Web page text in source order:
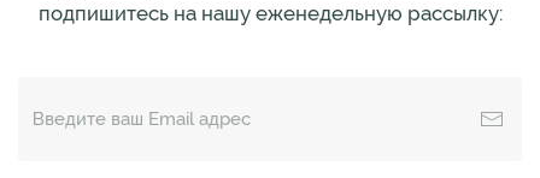
подпишитесь на нашу еженедельную рассылку: